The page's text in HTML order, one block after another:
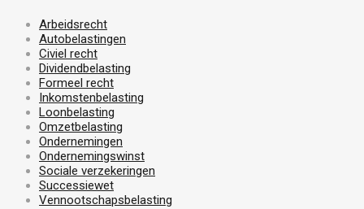
Arbeidsrecht
Autobelastingen
Civiel recht
Dividendbelasting
Formeel recht
Inkomstenbelasting
Loonbelasting
Omzetbelasting
Ondernemingen
Ondernemingswinst
Sociale verzekeringen
Successiewet
Vennootschapsbelasting